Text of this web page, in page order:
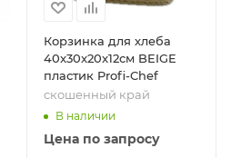
Корзинка для хлеба
40x30x20x12см BEIGE
пластик Profi-Chef
скошенный край
В наличии
Цена по запросу